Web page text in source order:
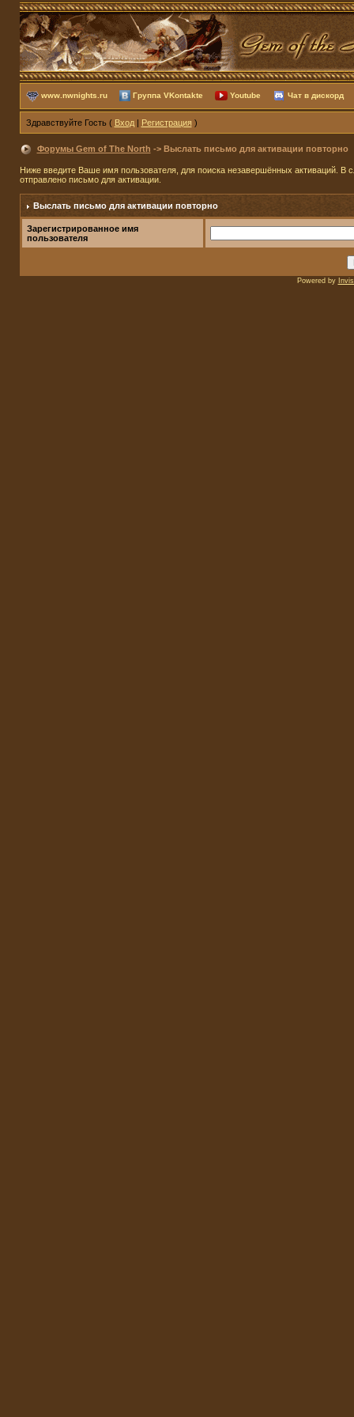
www.nwnights.ru Группа VKontakte Youtube Чат в дискорд
Здравствуйте Гость ( Вход| Регистрация)
Форумы Gem of The North -> Выслать письмо для активации повторно
Ниже введите Ваше имя пользователя, для поиска незавершённых активаций. В
отправлено письмо для активации.
Выслать письмо для активации повторно
Зарегистрированное имя
пользователя
Powered by